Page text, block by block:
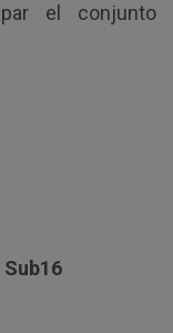
el conjunto